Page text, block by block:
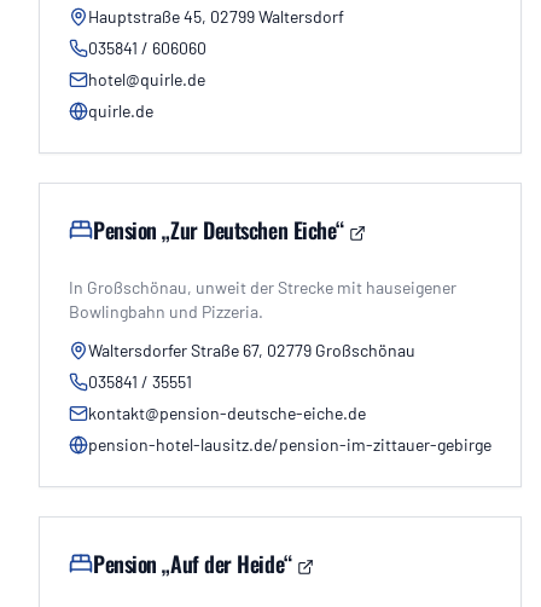
Hauptstraße 45, 02799 Waltersdorf
035841 / 606060
hotel@quirle.de
quirle.de
Pension „Zur Deutschen Eiche“
In Großschönau, unweit der Strecke mit hauseigener
Bowlingbahn und Pizzeria.
Waltersdorfer Straße 67, 02779 Großschönau
035841 / 35551
kontakt@pension-deutsche-eiche.de
pension-hotel-lausitz.de/pension-im-zittauer-gebirge
Pension „Auf der Heide“